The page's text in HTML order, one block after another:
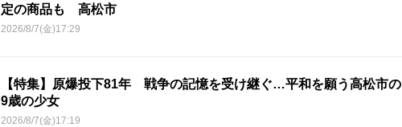
定の商品も 高松市
2026/8/7(金)17:29
【特集】原爆投下81年 戦争の記憶を受け継ぐ…平和を願う高松市の
9歳の少女
2026/8/7(金)17:19